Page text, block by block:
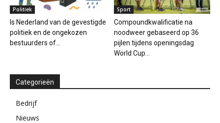
Politiek
Is Nederland van de gevestigde
politiek en de ongekozen
bestuurders of...
Sport
Compoundkwalificatie na
noodweer gebaseerd op 36
pijlen tijdens openingsdag
World Cup...
Categorieën
Bedrijf
Nieuws